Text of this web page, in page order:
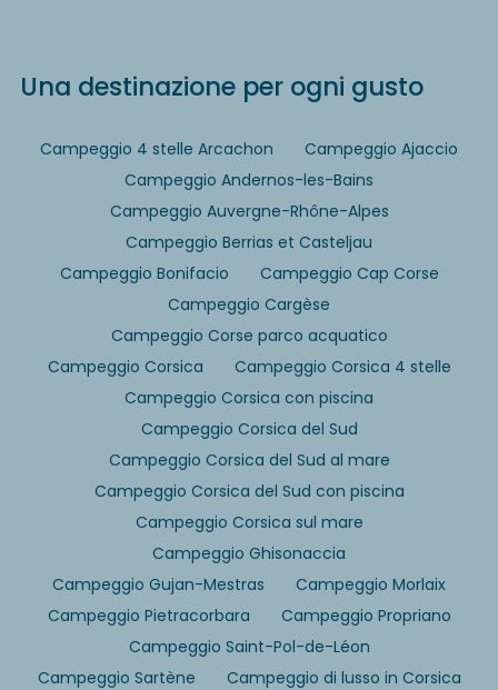
Una destinazione per ogni gusto
Campeggio 4 stelle Arcachon
Campeggio Ajaccio
Campeggio Andernos-les-Bains
Campeggio Auvergne-Rhône-Alpes
Campeggio Berrias et Casteljau
Campeggio Bonifacio
Campeggio Cap Corse
Campeggio Cargèse
Campeggio Corse parco acquatico
Campeggio Corsica
Campeggio Corsica 4 stelle
Campeggio Corsica con piscina
Campeggio Corsica del Sud
Campeggio Corsica del Sud al mare
Campeggio Corsica del Sud con piscina
Campeggio Corsica sul mare
Campeggio Ghisonaccia
Campeggio Gujan-Mestras
Campeggio Morlaix
Campeggio Pietracorbara
Campeggio Propriano
Campeggio Saint-Pol-de-Léon
Campeggio Sartène
Campeggio di lusso in Corsica